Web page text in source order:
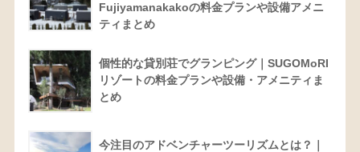
Fujiyamanakakoの料金プランや設備アメニ
ティまとめ
個性的な貸別荘でグランピング｜SUGOMoRI
リゾートの料金プランや設備・アメニティま
とめ
今注目のアドベンチャーツーリズムとは？｜